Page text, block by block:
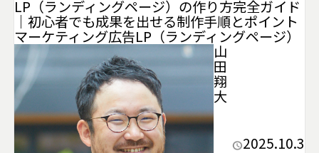
LP（ランディングページ）の作り方完全ガイド
｜初心者でも成果を出せる制作手順とポイント
マーケティング広告LP（ランディングページ）
山
田
翔
大
2025.10.3